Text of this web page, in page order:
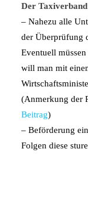
Der
– Nahezu alle
der Überprüfung
Eventuell
will man mit
(Anmerkung der
Beitrag)
– Beförderung
Folgen diese